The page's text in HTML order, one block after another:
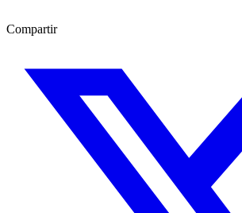
Compartir